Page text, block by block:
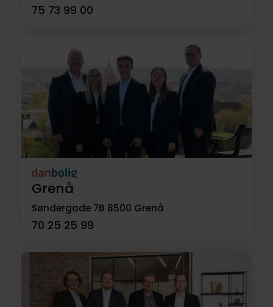
75 73 99 00
Grenå
Søndergade 7B 8500 Grenå
70 25 25 99